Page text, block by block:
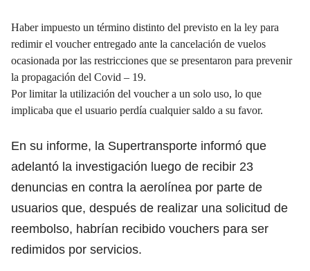
Haber impuesto un término distinto del previsto en la ley para
redimir el voucher entregado ante la cancelación de vuelos
ocasionada por las restricciones que se presentaron para prevenir
la propagación del Covid – 19.
Por limitar la utilización del voucher a un solo uso, lo que
implicaba que el usuario perdía cualquier saldo a su favor.
En su informe, la Supertransporte informó que
adelantó la investigación luego de recibir 23
denuncias en contra la aerolínea por parte de
usuarios que, después de realizar una solicitud de
reembolso, habrían recibido vouchers para ser
redimidos por servicios.